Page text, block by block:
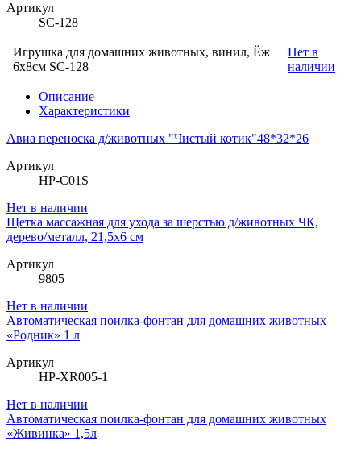
Артикул
SC-128
Игрушка для домашних животных, винил, Ёж
6х8см SC-128
Нет в
наличии
Описание
Характеристики
Авиа переноска д/животных "Чистый котик"48*32*26
Артикул
HP-C01S
Нет в наличии
Щетка массажная для ухода за шерстью д/животных ЧК,
дерево/металл, 21,5х6 см
Артикул
9805
Нет в наличии
Автоматическая поилка-фонтан для домашних животных
«Родник» 1 л
Артикул
HP-XR005-1
Нет в наличии
Автоматическая поилка-фонтан для домашних животных
«Живинка» 1,5л